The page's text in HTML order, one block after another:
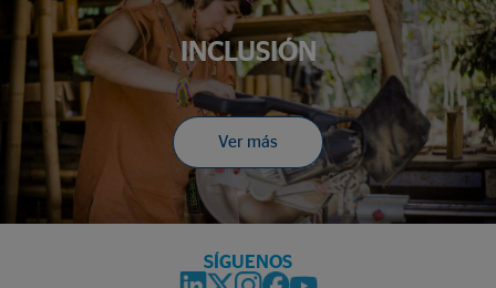
INCLUSIÓN
Ver más
SÍGUENOS